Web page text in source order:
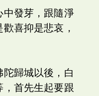
中發芽，跟隨淨
喜抑是悲哀，
歸城以後，白
首先生起要跟